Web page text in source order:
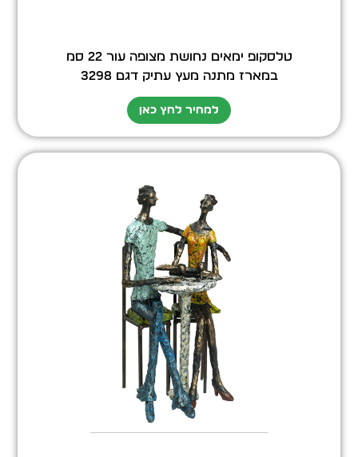
טלסקופ ימאים נחושת מצופה עור 22 סמ
במארז מתנה מעץ עתיק דגם 3298
למחיר לחץ כאן